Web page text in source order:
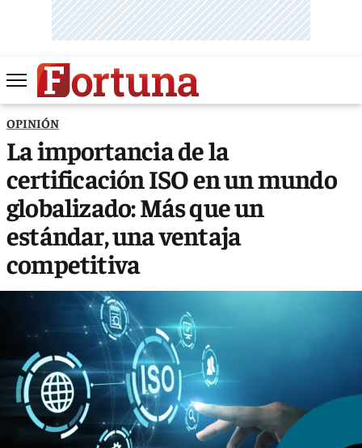
OPINIÓN
La importancia de la
certificación ISO en un mundo
globalizado: Más que un
estándar, una ventaja
competitiva